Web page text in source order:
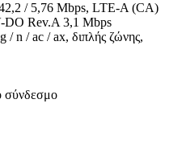
/ 5,76 Mbps, LTE-A (CA)
DO Rev.A 3,1 Mbps
n / ac / ax, διπλής ζώνης,
σύνδεσμο